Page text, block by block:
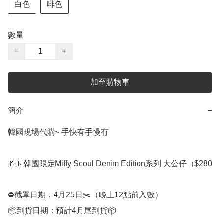
白色 啡色
數量
−
+
加至購物車
簡介 −
韓國現場代購~ 手快有手慢冇
🇰🇷韓國限定Miffy Seoul Denim Edition系列 大公仔（$280
⛔️截單日期：4月25日✂️（晚上12點前入數）
📦到貨日期：預計4月尾到貨📦